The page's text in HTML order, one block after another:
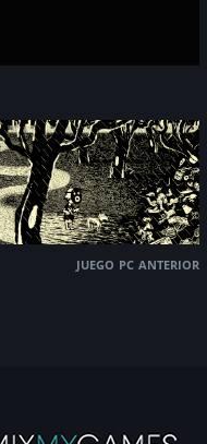
juego pc anterior